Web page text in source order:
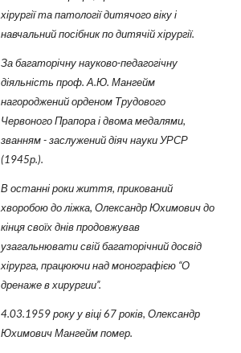
хірургії та патології дитячого віку і
навчальний посібник по дитячій хірургії.
За багаторічну науково-педагогічну
діяльність проф. А.Ю. Мангейм
нагороджений орденом Трудового
Червоного Прапора і двома медалями,
званням - заслужений діяч науки УРСР
(1945р.).
В останні роки життя, прикований
хворобою до ліжка, Олександр Юхимович до
кінця своїх днів продовжував
узагальнювати свій багаторічний досвід
хірурга, працюючи над монографією “О
дренаже в хирургии”.
4.03.1959 року у віці 67 років, Олександр
Юхимович Мангейм помер.